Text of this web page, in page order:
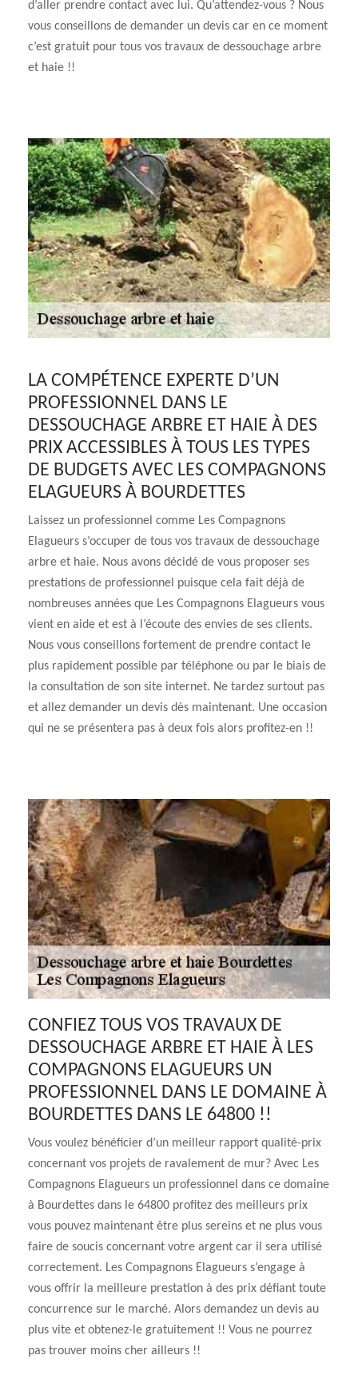
d’aller prendre contact avec lui. Qu’attendez-vous ? Nous
vous conseillons de demander un devis car en ce moment
c’est gratuit pour tous vos travaux de dessouchage arbre
et haie !!
LA COMPÉTENCE EXPERTE D’UN
PROFESSIONNEL DANS LE
DESSOUCHAGE ARBRE ET HAIE À DES
PRIX ACCESSIBLES À TOUS LES TYPES
DE BUDGETS AVEC LES COMPAGNONS
ELAGUEURS À BOURDETTES
Laissez un professionnel comme Les Compagnons
Elagueurs s’occuper de tous vos travaux de dessouchage
arbre et haie. Nous avons décidé de vous proposer ses
prestations de professionnel puisque cela fait déjà de
nombreuses années que Les Compagnons Elagueurs vous
vient en aide et est à l’écoute des envies de ses clients.
Nous vous conseillons fortement de prendre contact le
plus rapidement possible par téléphone ou par le biais de
la consultation de son site internet. Ne tardez surtout pas
et allez demander un devis dès maintenant. Une occasion
qui ne se présentera pas à deux fois alors profitez-en !!
CONFIEZ TOUS VOS TRAVAUX DE
DESSOUCHAGE ARBRE ET HAIE À LES
COMPAGNONS ELAGUEURS UN
PROFESSIONNEL DANS LE DOMAINE À
BOURDETTES DANS LE 64800 !!
Vous voulez bénéficier d’un meilleur rapport qualité-prix
concernant vos projets de ravalement de mur? Avec Les
Compagnons Elagueurs un professionnel dans ce domaine
à Bourdettes dans le 64800 profitez des meilleurs prix
vous pouvez maintenant être plus sereins et ne plus vous
faire de soucis concernant votre argent car il sera utilisé
correctement. Les Compagnons Elagueurs s’engage à
vous offrir la meilleure prestation à des prix défiant toute
concurrence sur le marché. Alors demandez un devis au
plus vite et obtenez-le gratuitement !! Vous ne pourrez
pas trouver moins cher ailleurs !!